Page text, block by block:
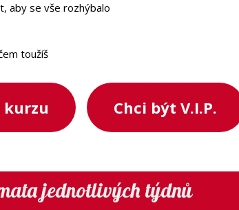
aby se vše rozhýbalo
toužíš
kurzu Chci být V.I.P.
jednotlivých týdnů